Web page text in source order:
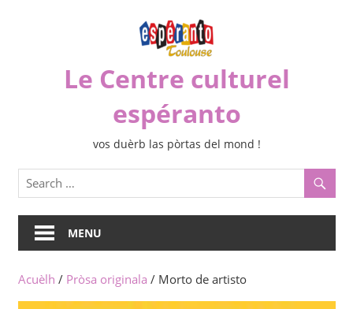
Le Centre culturel
espéranto
vos duèrb las pòrtas del mond !
MENU
Acuèlh / Pròsa originala / Morto de artisto